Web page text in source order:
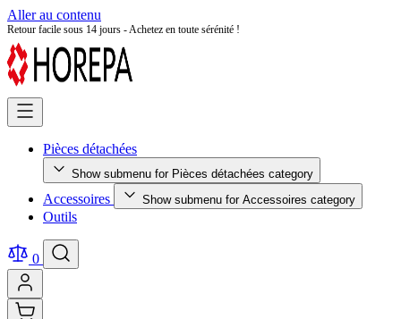
Aller au contenu
Retour facile sous 14 jours - Achetez en toute sérénité !
Pièces détachées
Show submenu for Pièces détachées category
Accessoires Show submenu for Accessoires category
Outils
0